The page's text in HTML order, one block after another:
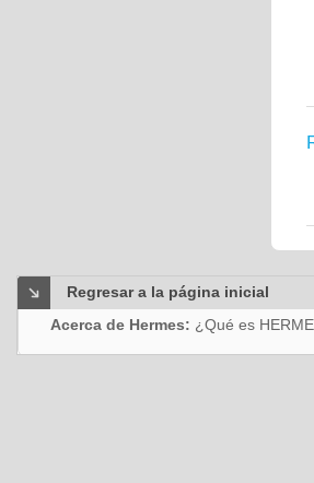
Regresar a la página inicial
Acerca de Hermes: ¿Qué es